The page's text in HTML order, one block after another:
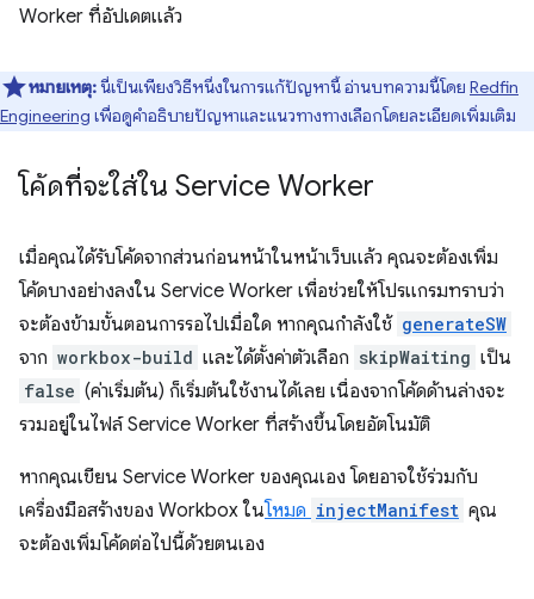
Worker ที่อัปเดตแล้ว
หมายเหตุ:นี่เป็นเพียงวิธีหนึ่งในการแก้ปัญหานี้ อ่านบทความนี้โดย Redfin
Engineering เพื่อดูคำอธิบายปัญหาและแนวทางทางเลือกโดยละเอียดเพิ่มเติม
โค้ดที่จะใส่ใน Service Worker
เมื่อคุณได้รับโค้ดจากส่วนก่อนหน้าในหน้าเว็บแล้ว คุณจะต้องเพิ่ม
โค้ดบางอย่างลงใน Service Worker เพื่อช่วยให้โปรแกรมทราบว่า
จะต้องข้ามขั้นตอนการรอไปเมื่อใด หากคุณกำลังใช้ generateSW
จาก workbox-build และได้ตั้งค่าตัวเลือก skipWaiting เป็น
false (ค่าเริ่มต้น) ก็เริ่มต้นใช้งานได้เลย เนื่องจากโค้ดด้านล่างจะ
รวมอยู่ในไฟล์ Service Worker ที่สร้างขึ้นโดยอัตโนมัติ
หากคุณเขียน Service Worker ของคุณเอง โดยอาจใช้ร่วมกับ
เครื่องมือสร้างของ Workbox ในโหมด injectManifest คุณ
จะต้องเพิ่มโค้ดต่อไปนี้ด้วยตนเอง